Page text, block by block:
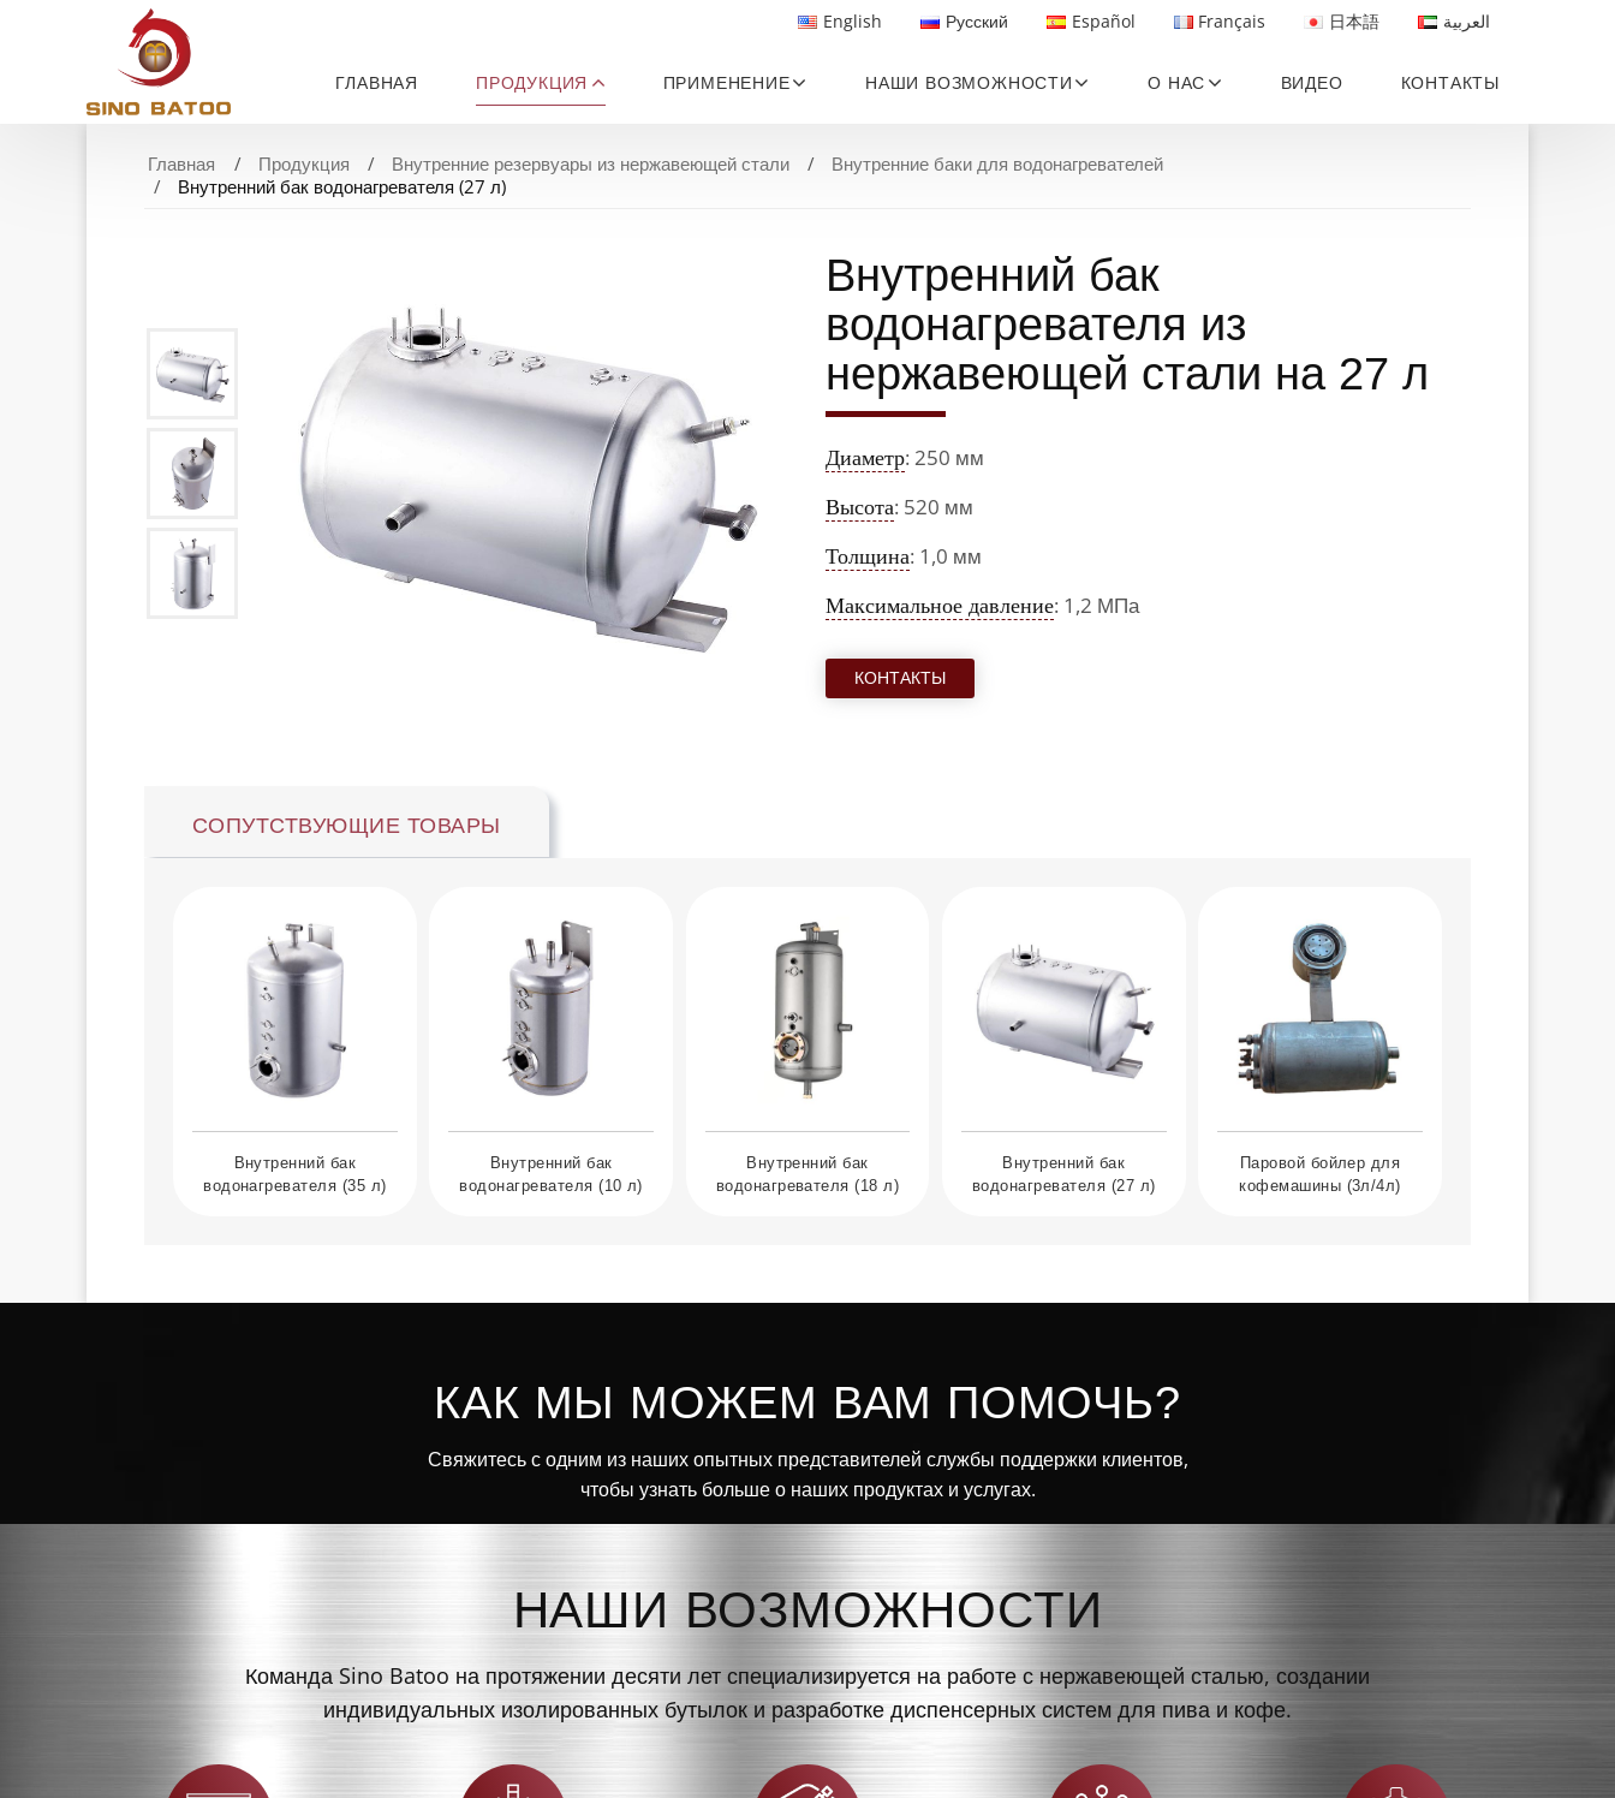
English Русский Español Français 日本語 العربية
ГЛАВНАЯ ПРОДУКЦИЯ ПРИМЕНЕНИЕ НАШИ ВОЗМОЖНОСТИ О НАС ВИДЕО КОНТАКТЫ
Главная Продукция Внутренние резервуары из нержавеющей стали
Внутренние баки для водонагревателей
Внутренний бак водонагревателя (27 л)
Внутренний бак
водонагревателя из
нержавеющей стали на 27 л
Диаметр: 250 мм
Высота: 520 мм
Толщина: 1,0 мм
Максимальное давление: 1,2 МПа
КОНТАКТЫ
СОПУТСТВУЮЩИЕ ТОВАРЫ
Внутренний бак
водонагревателя (35 л)
Внутренний бак
водонагревателя (10 л)
Внутренний бак
водонагревателя (18 л)
Внутренний бак
водонагревателя (27 л)
Паровой бойлер для
кофемашины (3л/4л)
КАК МЫ МОЖЕМ ВАМ ПОМОЧЬ?
Свяжитесь с одним из наших опытных представителей службы поддержки клиентов,
чтобы узнать больше о наших продуктах и услугах.
НАШИ ВОЗМОЖНОСТИ
Команда Sino Batoo на протяжении десяти лет специализируется на работе с нержавеющей сталью, создании
индивидуальных изолированных бутылок и разработке диспенсерных систем для пива и кофе.